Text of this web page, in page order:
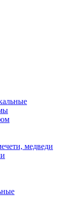
медведи